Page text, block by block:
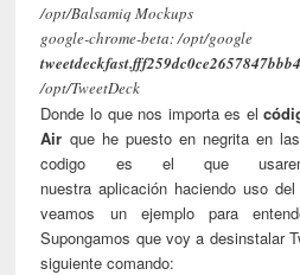
/opt/Balsamiq Mockups
google-chrome-beta: /opt/google
/opt/TweetDeck
Donde lo que nos importa es el
Air que he puesto en negrita en
codigo es el que
nuestra aplicación haciendo uso
veamos un ejemplo para
Supongamos que voy a desinstalar
siguiente comando: